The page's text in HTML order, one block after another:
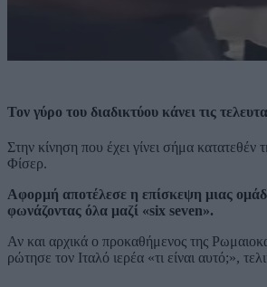
Τον γύρο του διαδικτύου κάνει τις
Στην κίνηση που έχει γίνει σήμα κατατεθέν
Φίσερ.
Αφορμή αποτέλεσε η επίσκεψη μιας
φωνάζοντας όλα μαζί «six seven».
Αν και αρχικά ο προκαθήμενος της
ρώτησε τον Ιταλό ιερέα «τι είναι αυτό;»,